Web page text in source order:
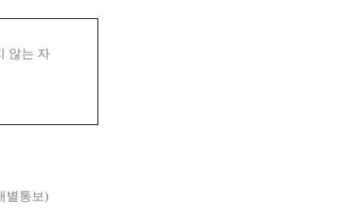
않는 자
별통보)